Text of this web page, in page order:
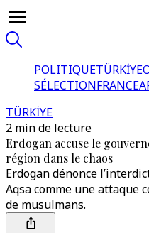
POLITIQUETÜRKİYE
SÉLECTIONFRANCE
TÜRKİYE
2 min de lecture
Erdogan accuse le
région dans le chaos
Erdogan dénonce
Aqsa comme une attaque
de musulmans.